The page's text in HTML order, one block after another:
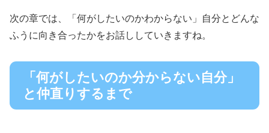
次の章では、「何がしたいのかわからない」自分とどんな
ふうに向き合ったかをお話ししていきますね。
「何がしたいのか分からない自分」
と仲直りするまで